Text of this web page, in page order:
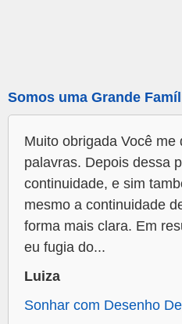
Somos uma Grande
Muito obrigada Você me
palavras. Depois dessa
continuidade, e sim
mesmo a continuidade
forma mais clara. Em
eu fugia do...
Luiza
Sonhar com Desenho